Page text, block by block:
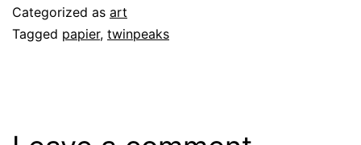
Categorized as art
Tagged papier, twinpeaks